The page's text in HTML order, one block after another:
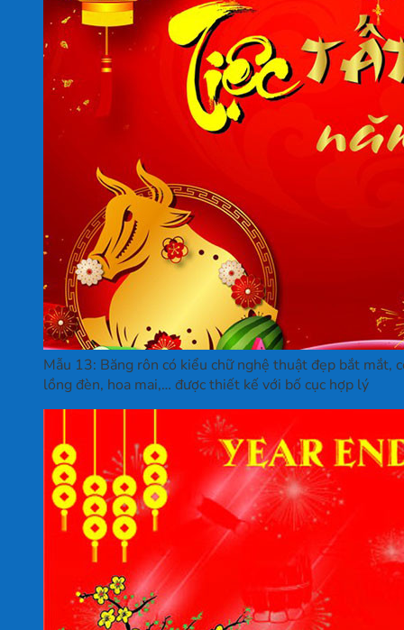
Mẫu 13: Băng rôn có kiểu chữ nghệ thuật đẹp bắt mắt,
lồng đèn, hoa mai,… được thiết kế với bố cục hợp lý